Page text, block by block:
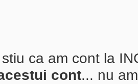
ca am cont la
cont... nu